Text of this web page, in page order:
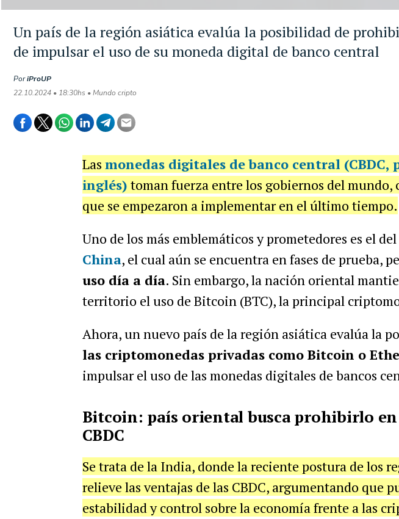
Un país de la región asiática evalúa la posibilidad de
de impulsar el uso de su moneda digital de banco central
PoriProUP
22.10.2024 • 18:30hs • Mundo cripto
Las monedas digitales de banco central (CBDC,
inglés) toman fuerza entre los gobiernos del mundo,
que se empezaron a implementar en el último tiempo.
Uno de los más emblemáticos y prometedores es el del
China, el cual aún se encuentra en fases de prueba,
uso día a día. Sin embargo, la nación oriental
territorio el uso de Bitcoin (BTC), la principal
Ahora, un nuevo país de la región asiática evalúa la
las criptomonedas privadas como Bitcoin o
impulsar el uso de las monedas digitales de bancos
Bitcoin: país oriental busca prohibirlo en
CBDC
Se trata de la India, donde la reciente postura de los
relieve las ventajas de las CBDC, argumentando que
estabilidad y control sobre la economía frente a las